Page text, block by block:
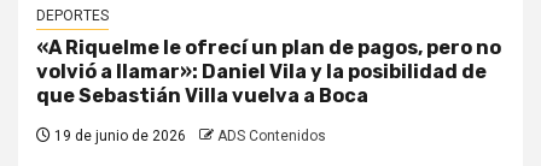
DEPORTES
«A Riquelme le ofrecí un plan de pagos, pero no
volvió a llamar»: Daniel Vila y la posibilidad de
que Sebastián Villa vuelva a Boca
19 de junio de 2026 ADS Contenidos